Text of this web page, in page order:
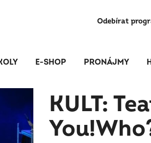
Odebírat
E-SHOP PRONÁJMY
KULT: